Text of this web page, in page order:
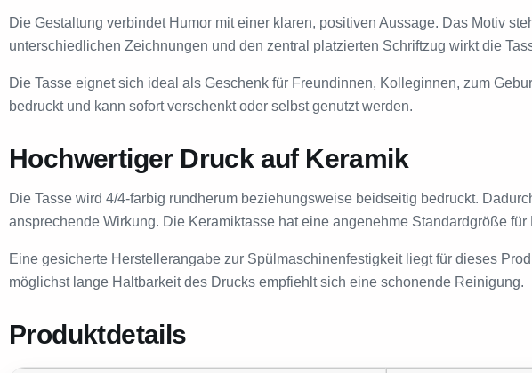
Die Gestaltung verbindet Humor mit einer klaren, positiven Aussage. Das Motiv
unterschiedlichen Zeichnungen und den zentral platzierten Schriftzug wirkt die
Die Tasse eignet sich ideal als Geschenk für Freundinnen, Kolleginnen, zum
bedruckt und kann sofort verschenkt oder selbst genutzt werden.
Hochwertiger Druck auf Keramik
Die Tasse wird 4/4-farbig rundherum beziehungsweise beidseitig bedruckt.
ansprechende Wirkung. Die Keramiktasse hat eine angenehme Standardgröße
Eine gesicherte Herstellerangabe zur Spülmaschinenfestigkeit liegt für dieses
möglichst lange Haltbarkeit des Drucks empfiehlt sich eine schonende Reinigung.
Produktdetails